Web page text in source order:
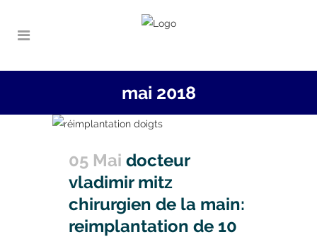
mai 2018
05 Mai docteur
vladimir mitz
chirurgien de la main:
reimplantation de 10